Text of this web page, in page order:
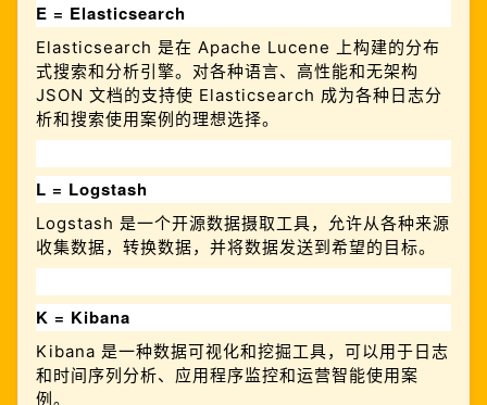
E = Elasticsearch
Elasticsearch 是在 Apache Lucene 上构建的分布
式搜索和分析引擎。对各种语言、高性能和无架构
JSON 文档的支持使 Elasticsearch 成为各种日志分
析和搜索使用案例的理想选择。
L = Logstash
Logstash 是一个开源数据摄取工具，允许从各种来源
收集数据，转换数据，并将数据发送到希望的目标。
K = Kibana
Kibana 是一种数据可视化和挖掘工具，可以用于日志
和时间序列分析、应用程序监控和运营智能使用案
例。